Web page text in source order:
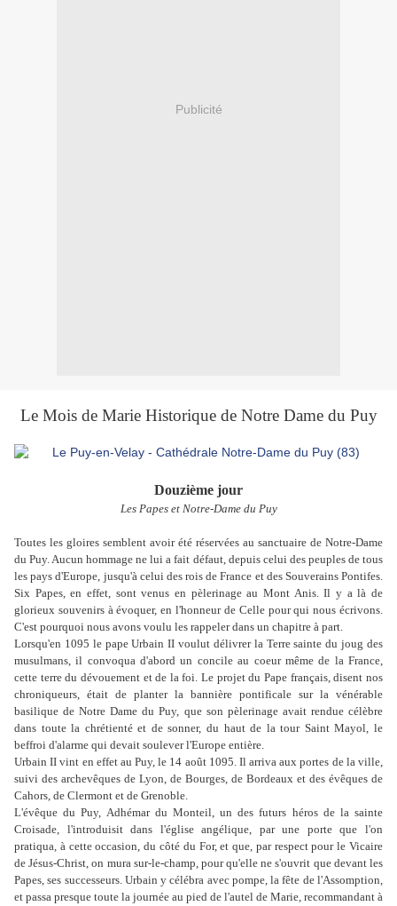
Publicité
Le Mois de Marie Historique de Notre Dame du Puy
Douzième jour
Les Papes et Notre-Dame du Puy
Toutes les gloires semblent avoir été réservées au sanctuaire de Notre-Dame
du Puy. Aucun hommage ne lui a fait défaut, depuis celui des peuples de tous
les pays d'Europe, jusqu'à celui des rois de France et des Souverains Pontifes.
Six Papes, en effet, sont venus en pèlerinage au Mont Anis. Il y a là de
glorieux souvenirs à évoquer, en l'honneur de Celle pour qui nous écrivons.
C'est pourquoi nous avons voulu les rappeler dans un chapitre à part.
Lorsqu'en 1095 le pape Urbain II voulut délivrer la Terre sainte du joug des
musulmans, il convoqua d'abord un concile au coeur même de la France,
cette terre du dévouement et de la foi. Le projet du Pape français, disent nos
chroniqueurs, était de planter la bannière pontificale sur la vénérable
basilique de Notre Dame du Puy, que son pèlerinage avait rendue célèbre
dans toute la chrétienté et de sonner, du haut de la tour Saint Mayol, le
beffroi d'alarme qui devait soulever l'Europe entière.
Urbain II vint en effet au Puy, le 14 août 1095. Il arriva aux portes de la ville,
suivi des archevêques de Lyon, de Bourges, de Bordeaux et des évêques de
Cahors, de Clermont et de Grenoble.
L'évêque du Puy, Adhémar du Monteil, un des futurs héros de la sainte
Croisade, l'introduisit dans l'église angélique, par une porte que l'on
pratiqua, à cette occasion, du côté du For, et que, par respect pour le Vicaire
de Jésus-Christ, on mura sur-le-champ, pour qu'elle ne s'ouvrit que devant les
Papes, ses successeurs. Urbain y célébra avec pompe, la fête de l'Assomption,
et passa presque toute la journée au pied de l'autel de Marie, recommandant à